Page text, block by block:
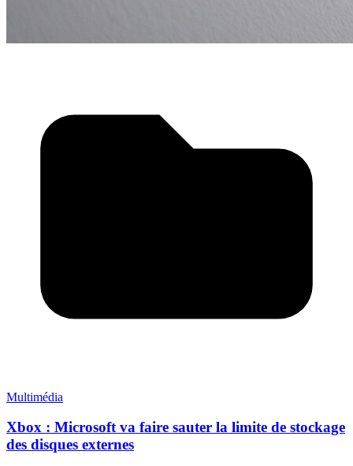
Multimédia
Xbox : Microsoft va faire sauter la limite de stockage
des disques externes